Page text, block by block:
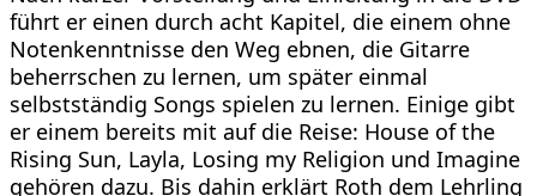
führt er einen durch acht Kapitel, die einem ohne
Notenkenntnisse den Weg ebnen, die Gitarre
beherrschen zu lernen, um später einmal
selbstständig Songs spielen zu lernen. Einige gibt
er einem bereits mit auf die Reise: House of the
Rising Sun, Layla, Losing my Religion und Imagine
gehören dazu. Bis dahin erklärt Roth dem Lehrling